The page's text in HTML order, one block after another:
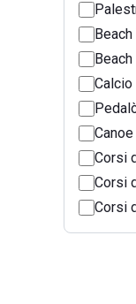
Canoe
Corsi
Corsi
Corsi